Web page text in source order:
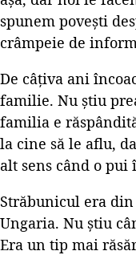
spunem povești
crâmpeie de
De câțiva ani
familie. Nu știu
familia e
la cine să le aflu,
alt sens când o pui
Străbunicul era
Ungaria. Nu știu
Era un tip mai